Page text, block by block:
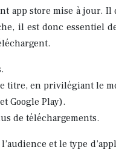
app store mise à
il est donc essentiel
titre, en privilégiant le
Google Play).
de téléchargements.
et le type